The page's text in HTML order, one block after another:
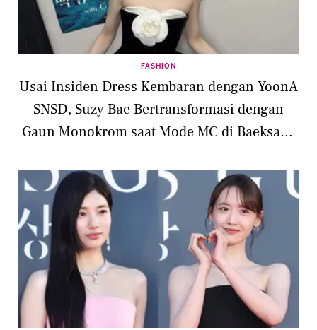
FASHION
Usai Insiden Dress Kembaran dengan YoonA
SNSD, Suzy Bae Bertransformasi dengan
Gaun Monokrom saat Mode MC di Baeksang